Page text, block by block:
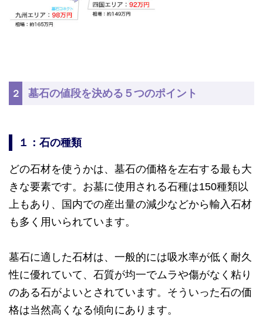
２ 墓石の値段を決める５つのポイント
１：石の種類
どの石材を使うかは、墓石の価格を左右する最も大
きな要素です。お墓に使用される石種は150種類以
上もあり、国内での産出量の減少などから輸入石材
も多く用いられています。
墓石に適した石材は、一般的には吸水率が低く耐久
性に優れていて、石質が均一でムラや傷がなく粘り
のある石がよいとされています。そういった石の価
格は当然高くなる傾向にあります。